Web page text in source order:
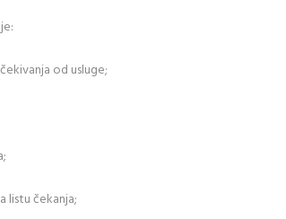
od usluge;
listu čekanja;